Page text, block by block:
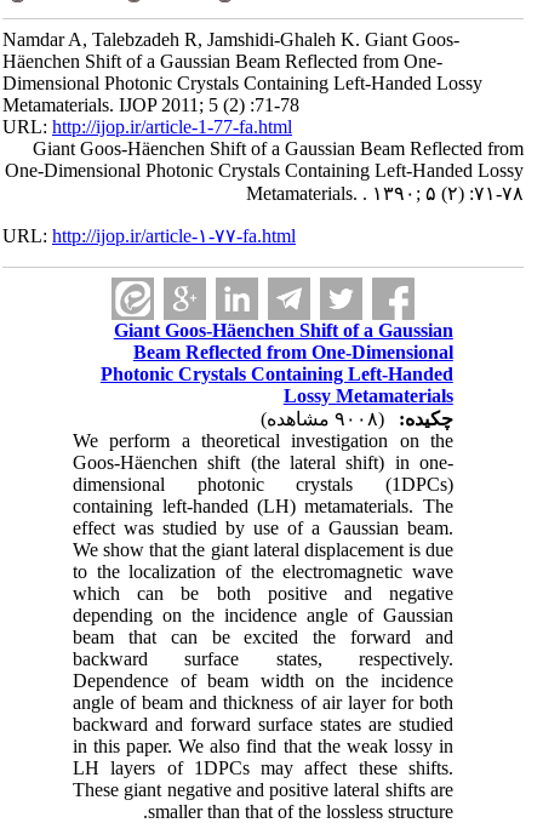
Namdar A, Talebzadeh R, Jamshidi-Ghaleh K. Giant Goos-
Häenchen Shift of a Gaussian Beam Reflected from One-
Dimensional Photonic Crystals Containing Left-Handed Lossy
Metamaterials. IJOP 2011; 5 (2) :71-78
URL:http://ijop.ir/article-1-77-fa.html
Giant Goos-Häenchen Shift of a Gaussian Beam Reflected from
One-Dimensional Photonic Crystals Containing Left-Handed Lossy
Metamaterials. . ۱۳۹۰; ۵ (۲) :۷۱-۷۸
URL:http://ijop.ir/article-۱-۷۷-fa.html
Giant Goos-Häenchen Shift of a Gaussian
Beam Reflected from One-Dimensional
Photonic Crystals Containing Left-Handed
Lossy Metamaterials
چکیده:
We perform a theoretical investigation on the
Goos-Häenchen shift (the lateral shift) in one-
dimensional photonic crystals (1DPCs)
containing left-handed (LH) metamaterials. The
effect was studied by use of a Gaussian beam.
We show that the giant lateral displacement is due
to the localization of the electromagnetic wave
which can be both positive and negative
depending on the incidence angle of Gaussian
beam that can be excited the forward and
backward surface states, respectively.
Dependence of beam width on the incidence
angle of beam and thickness of air layer for both
backward and forward surface states are studied
in this paper. We also find that the weak lossy in
LH layers of 1DPCs may affect these shifts.
These giant negative and positive lateral shifts are
smaller than that of the lossless structure.